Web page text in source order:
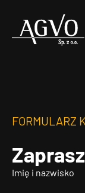
Header
FORMULARZ